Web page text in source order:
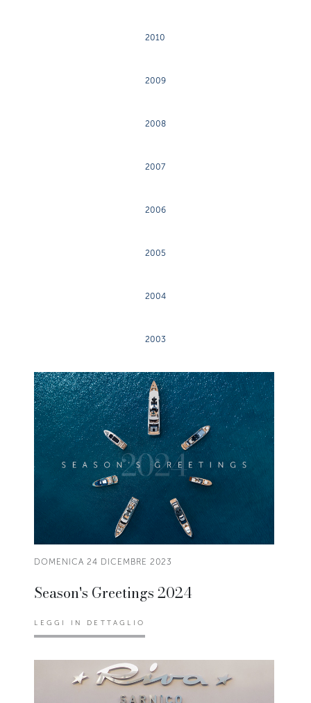
2010
2009
2008
2007
2006
2005
2004
2003
DOMENICA 24 DICEMBRE 2023
Season's Greetings 2024
LEGGI IN DETTAGLIO